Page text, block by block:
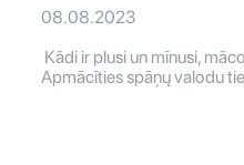
08.08.2023
Kādi ir plusi un mīnusi,
Apmācīties spāņų valodu